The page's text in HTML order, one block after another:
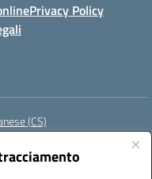
Privacy Policy
(CS)